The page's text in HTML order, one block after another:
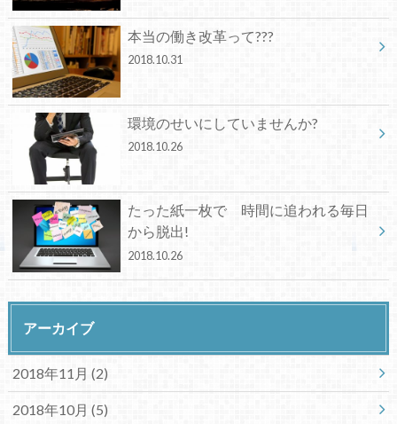
本当の働き改革って???
2018.10.31
環境のせいにしていませんか?
2018.10.26
たった紙一枚で 時間に追われる毎日
から脱出!
2018.10.26
アーカイブ
2018年11月 (2)
2018年10月 (5)